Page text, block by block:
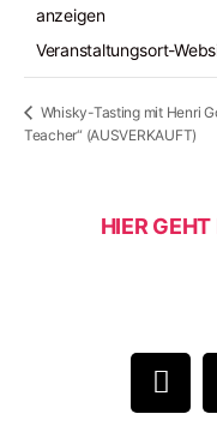
anzeigen
Veranstaltungsort-
Whisky-Tasting mit Henri
Teacher“ (AUSVERKAUFT)
HIER